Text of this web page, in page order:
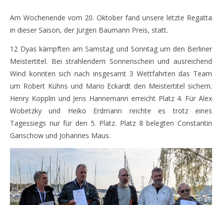
Am Wochenende vom 20. Oktober fand unsere letzte Regatta
in dieser Saison, der Jürgen Baumann Preis, statt.
12 Dyas kämpften am Samstag und Sonntag um den Berliner
Meistertitel. Bei strahlendem Sonnenschein und ausreichend
Wind konnten sich nach insgesamt 3 Wettfahrten das Team
um Robert Kühns und Mario Eckardt den Meistertitel sichern.
Henry Kopplin und Jens Hannemann erreicht Platz 4. Für Alex
Wobetzky und Heiko Erdmann reichte es trotz eines
Tagessiegs nur für den 5. Platz. Platz 8 belegten Constantin
Ganschow und Johannes Maus.